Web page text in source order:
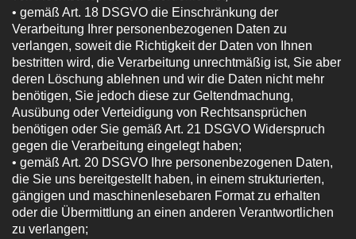
• gemäß Art. 18 DSGVO die Einschränkung der
Verarbeitung Ihrer personenbezogenen Daten zu
verlangen, soweit die Richtigkeit der Daten von Ihnen
bestritten wird, die Verarbeitung unrechtmäßig ist, Sie aber
deren Löschung ablehnen und wir die Daten nicht mehr
benötigen, Sie jedoch diese zur Geltendmachung,
Ausübung oder Verteidigung von Rechtsansprüchen
benötigen oder Sie gemäß Art. 21 DSGVO Widerspruch
gegen die Verarbeitung eingelegt haben;
• gemäß Art. 20 DSGVO Ihre personenbezogenen Daten,
die Sie uns bereitgestellt haben, in einem strukturierten,
gängigen und maschinenlesebaren Format zu erhalten
oder die Übermittlung an einen anderen Verantwortlichen
zu verlangen;